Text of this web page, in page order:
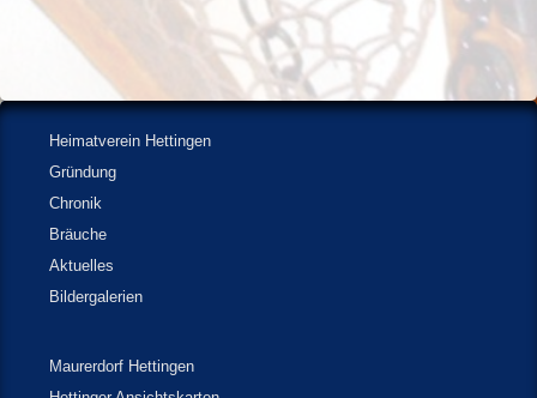
Heimatverein Hettingen
Gründung
Chronik
Bräuche
Aktuelles
Bildergalerien
Maurerdorf Hettingen